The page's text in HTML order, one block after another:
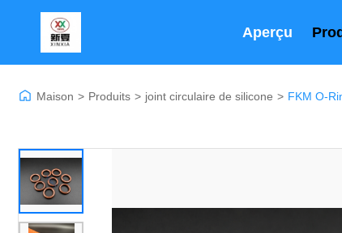
Aperçu
Maison > Produits > joint circulaire de silicone > FKM O-